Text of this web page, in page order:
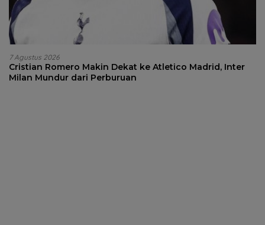
7 Agustus 2026
Cristian Romero Makin Dekat ke Atletico Madrid, Inter
Milan Mundur dari Perburuan